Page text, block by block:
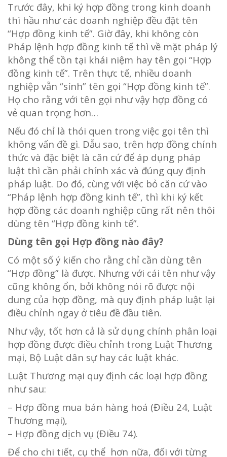
Trước đây, khi ký hợp đồng trong kinh doanh
thì hầu như các doanh nghiệp đều đặt tên
“Hợp đồng kinh tế”. Giờ đây, khi không còn
Pháp lệnh hợp đồng kinh tế thì về mặt pháp lý
không thể tồn tại khái niệm hay tên gọi “Hợp
đồng kinh tế”. Trên thực tế, nhiều doanh
nghiệp vẫn “sính” tên gọi “Hợp đồng kinh tế”.
Họ cho rằng với tên gọi như vậy hợp đồng có
vẻ quan trọng hơn…
Nếu đó chỉ là thói quen trong việc gọi tên thì
không vấn đề gì. Dẫu sao, trên hợp đồng chính
thức và đặc biệt là căn cứ để áp dụng pháp
luật thì cần phải chính xác và đúng quy định
pháp luật. Do đó, cùng với việc bỏ căn cứ vào
“Pháp lệnh hợp đồng kinh tế”, thì khi ký kết
hợp đồng các doanh nghiệp cũng rất nên thôi
dùng tên “Hợp đồng kinh tế”.
Dùng tên gọi Hợp đồng nào đây?
Có một số ý kiến cho rằng chỉ cần dùng tên
“Hợp đồng” là được. Nhưng với cái tên như vậy
cũng không ổn, bởi không nói rõ được nội
dung của hợp đồng, mà quy định pháp luật lại
điều chỉnh ngay ở tiêu đề đầu tiên.
Như vậy, tốt hơn cả là sử dụng chính phân loại
hợp đồng được điều chỉnh trong Luật Thương
mại, Bộ Luật dân sự hay các luật khác.
Luật Thương mại quy định các loại hợp đồng
như sau:
– Hợp đồng mua bán hàng hoá (Điều 24, Luật
Thương mại),
– Hợp đồng dịch vụ (Điều 74).
Để cho chi tiết, cụ thể hơn nữa, đối với từng